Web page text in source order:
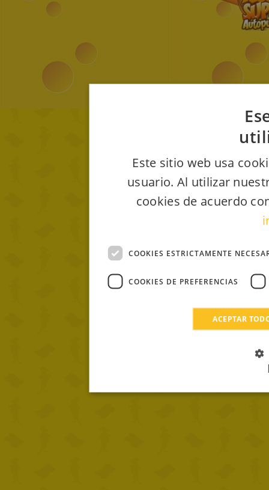
Este sitio web usa
usuario. Al utilizar
cookies de acuerdo
COOKIES ESTRICTAMENTE
COOKIES DE PREFERENCIAS
ACEPTAR